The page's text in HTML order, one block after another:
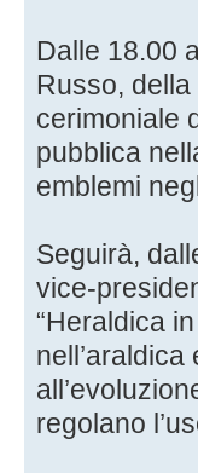
Dalle 18.00
Russo,
cerimoniale
pubblica
emblemi
Seguirà,
vice-
“Heraldica
regolano